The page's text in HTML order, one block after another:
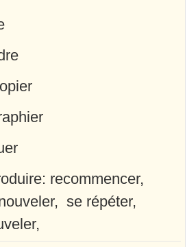
recommencer,
se répéter,